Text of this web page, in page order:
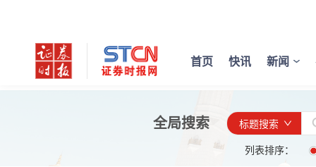
首页 快讯 新闻
全局搜索
标题搜索
列表排序：